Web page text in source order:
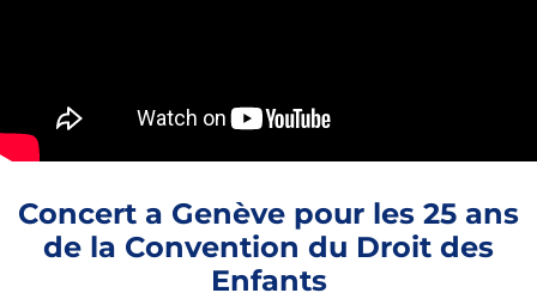
Concert a Genève pour les 25 ans
de la Convention du Droit des
Enfants